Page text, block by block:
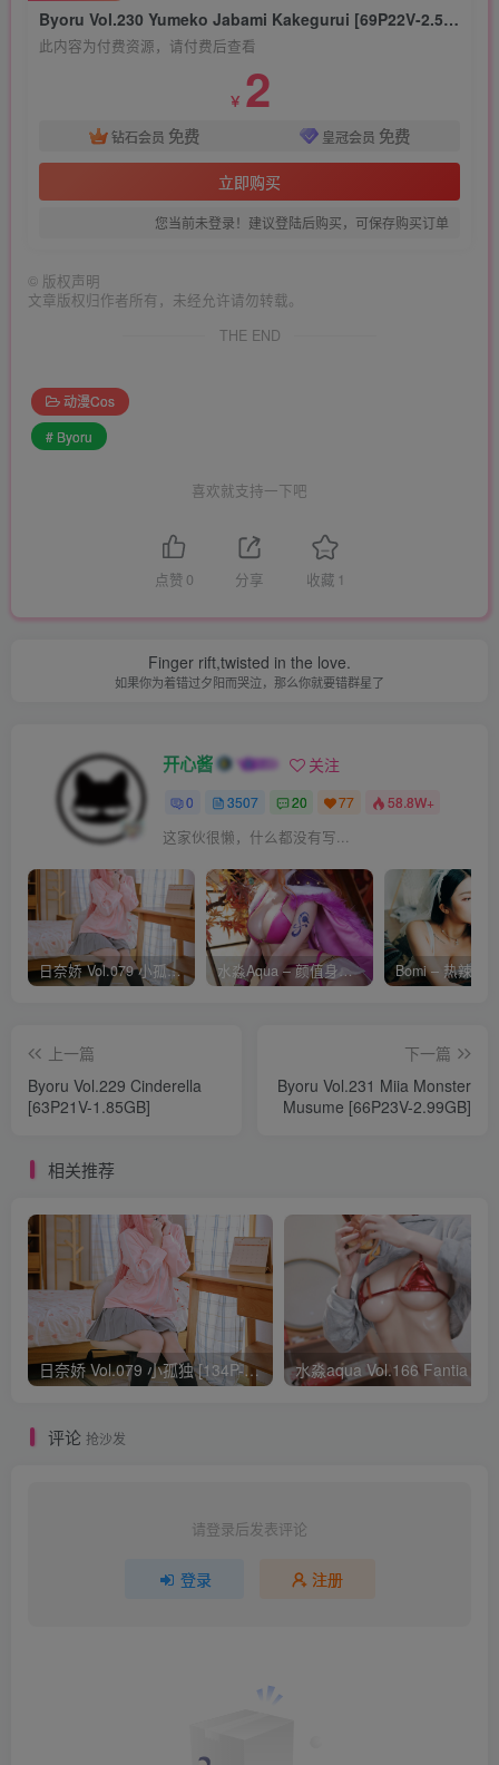
Byoru Vol.230 Yumeko Jabami Kakegurui [69P22V-2.57GB]
此内容为付费资源，请付费后查看
￥ 2
钻石会员 免费 皇冠会员 免费
立即购买
您当前未登录！建议登陆后购买，可保存购买订单
© 版权声明
文章版权归作者所有，未经允许请勿转载。
THE END
动漫Cos
# Byoru
喜欢就支持一下吧
点赞 0 分享 收藏 1
Finger rift,twisted in the love.
如果你为着错过夕阳而哭泣，那么你就要错群星了
开心酱 关注
0 3507 20 77 58.8W+
这家伙很懒，什么都没有写...
日奈娇 Vol.079 小孤独 [134P-1.84GB] 水淼Aqua – 颜值身材双在线 火爆日本 Cos写真作品合集
上一篇
Byoru Vol.229 Cinderella
[63P21V-1.85GB]
下一篇
Byoru Vol.231 Miia Monster
Musume [66P23V-2.99GB]
相关推荐
日奈娇 Vol.079 小孤独 [134P-1.84GB]
评论 抢沙发
请登录后发表评论
登录 注册